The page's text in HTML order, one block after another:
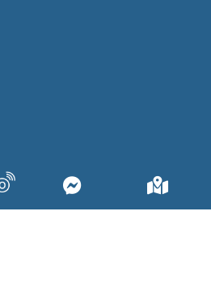
Bao bì màng co